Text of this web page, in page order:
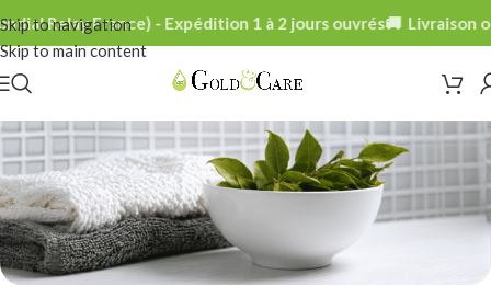
Skip to navigation
Skip to main content
Relay France) - Expédition 1 à 2 jours ouvrés🚚 Livraison